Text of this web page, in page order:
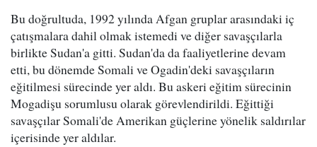
Bu doğrultuda, 1992 yılında Afgan gruplar arasındaki iç
çatışmalara dahil olmak istemedi ve diğer savaşçılarla
birlikte Sudan'a gitti. Sudan'da da faaliyetlerine devam
etti, bu dönemde Somali ve Ogadin'deki savaşçıların
eğitilmesi sürecinde yer aldı. Bu askeri eğitim sürecinin
Mogadişu sorumlusu olarak görevlendirildi. Eğittiği
savaşçılar Somali'de Amerikan güçlerine yönelik saldırılar
içerisinde yer aldılar.